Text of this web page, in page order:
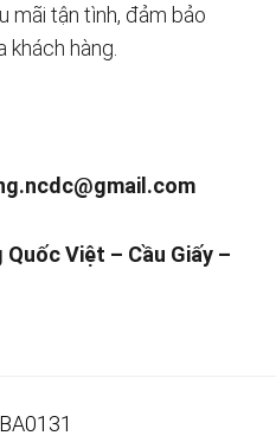
mãi tận tình, đảm bảo
hàng.
Việt – Cầu Giấy –
BA0131